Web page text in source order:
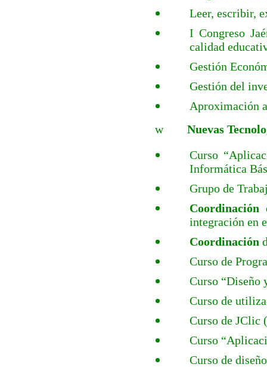
Leer, escribir,
I Congreso
calidad
Gestión
Gestión del
Aproximación
w
Nuevas
Curso
Informática
Grupo de
Coordinación
integración en
Coordinación
Curso de
Curso “Diseño
Curso de
Curso de JClic
Curso
Curso de